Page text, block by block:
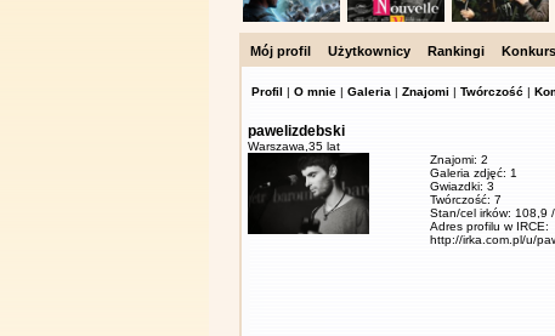
Mój profil Użytkownicy Rankingi
Profil | O mnie | Galeria | Znajomi | Twórczość |
pawelizdebski
Warszawa, 35 lat
Znajomi: 2
Galeria zdjęć: 1
Gwiazdki: 3
Twórczość: 7
Stan/cel irków: 108,9
Adres profilu w IRCE:
http://irka.com.pl/u/